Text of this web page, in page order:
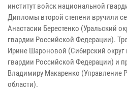
институт войск национальной
Дипломы второй степени вручили
Анастасии Берестенко (Уральский
гвардии Российской Федерации).
Ирине Шароновой (Сибирский
гвардии Российской Федерации) и
Владимиру Макаренко (Управление
области).